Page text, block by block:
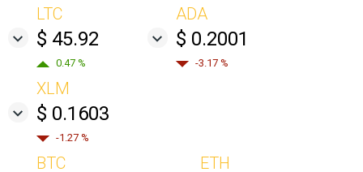
LTC
$ 45.92
0.47 %
ADA
$ 0.2001
-3.17 %
XLM
$ 0.1603
-1.27 %
BTC ETH